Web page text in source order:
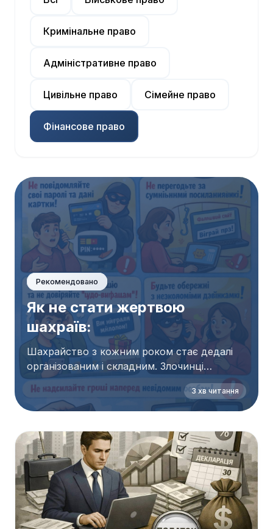
Кримінальне право
Адміністративне право
Цивільне право Сімейне право
Фінансове право
Рекомендовано
Як не стати жертвою
шахраїв:
Шахрайство з кожним роком стає дедалі
організованим і складним. Злочинці
використовують психологічний тиск,
підроблені сайти та імітацію офіційних стр...
3 хв читання